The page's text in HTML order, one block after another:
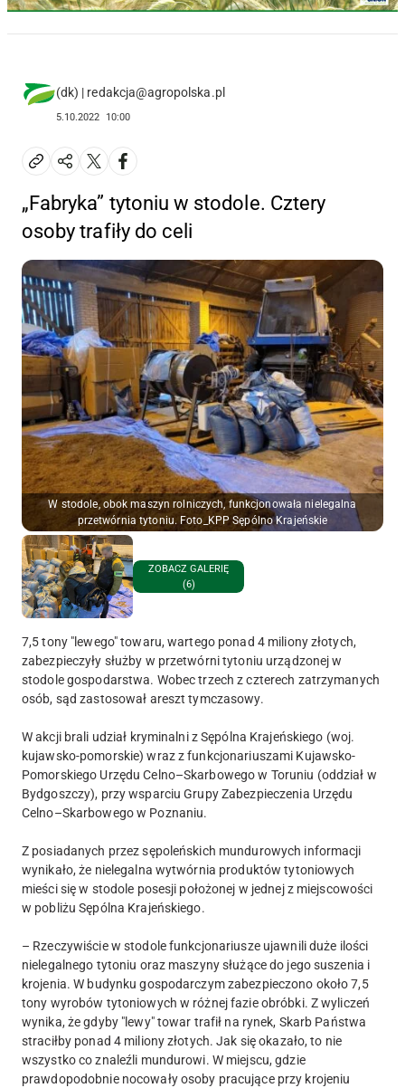
(dk) | redakcja@agropolska.pl
5.10.2022 10:00
„Fabryka” tytoniu w stodole. Cztery
osoby trafiły do celi
W stodole, obok maszyn rolniczych, funkcjonowała nielegalna
przetwórnia tytoniu. Foto_KPP Sępólno Krajeńskie
ZOBACZ GALERIĘ
(6)
7,5 tony "lewego" towaru, wartego ponad 4 miliony złotych,
zabezpieczyły służby w przetwórni tytoniu urządzonej w
stodole gospodarstwa. Wobec trzech z czterech zatrzymanych
osób, sąd zastosował areszt tymczasowy.
W akcji brali udział kryminalni z Sępólna Krajeńskiego (woj.
kujawsko-pomorskie) wraz z funkcjonariuszami Kujawsko-
Pomorskiego Urzędu Celno–Skarbowego w Toruniu (oddział w
Bydgoszczy), przy wsparciu Grupy Zabezpieczenia Urzędu
Celno–Skarbowego w Poznaniu.
Z posiadanych przez sępoleńskich mundurowych informacji
wynikało, że nielegalna wytwórnia produktów tytoniowych
mieści się w stodole posesji położonej w jednej z miejscowości
w pobliżu Sępólna Krajeńskiego.
– Rzeczywiście w stodole funkcjonariusze ujawnili duże ilości
nielegalnego tytoniu oraz maszyny służące do jego suszenia i
krojenia. W budynku gospodarczym zabezpieczono około 7,5
tony wyrobów tytoniowych w różnej fazie obróbki. Z wyliczeń
wynika, że gdyby "lewy" towar trafił na rynek, Skarb Państwa
straciłby ponad 4 miliony złotych. Jak się okazało, to nie
wszystko co znaleźli mundurowi. W miejscu, gdzie
prawdopodobnie nocowały osoby pracujące przy krojeniu